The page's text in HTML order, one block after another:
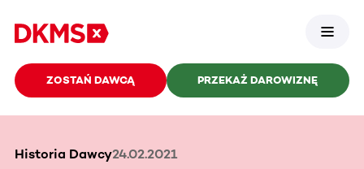
ZOSTAŃ DAWCĄ PRZEKAŻ DAROWIZNĘ
Historia Dawcy24.02.2021